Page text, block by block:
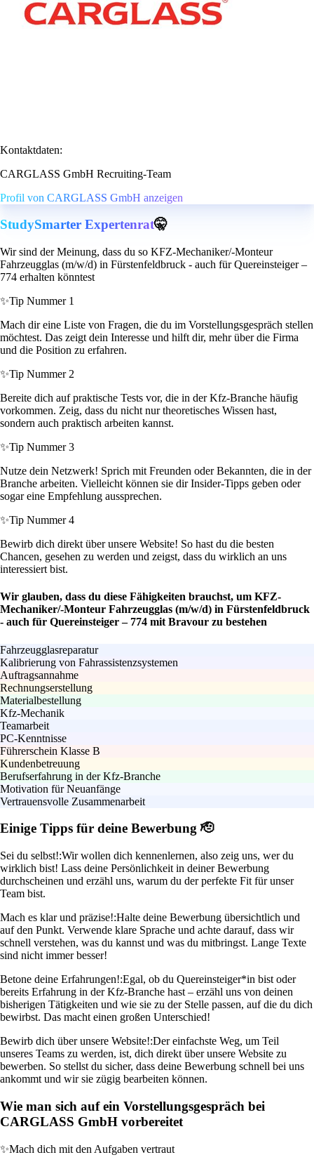
Kontaktdaten:
CARGLASS GmbH Recruiting-Team
Profil von CARGLASS GmbH anzeigen
StudySmarter Expertenrat🤫
Wir sind der Meinung, dass du so KFZ-Mechaniker/-Monteur
Fahrzeugglas (m/w/d) in Fürstenfeldbruck - auch für Quereinsteiger –
774 erhalten könntest
✨Tip Nummer 1
Mach dir eine Liste von Fragen, die du im Vorstellungsgespräch stellen
möchtest. Das zeigt dein Interesse und hilft dir, mehr über die Firma
und die Position zu erfahren.
✨Tip Nummer 2
Bereite dich auf praktische Tests vor, die in der Kfz-Branche häufig
vorkommen. Zeig, dass du nicht nur theoretisches Wissen hast,
sondern auch praktisch arbeiten kannst.
✨Tip Nummer 3
Nutze dein Netzwerk! Sprich mit Freunden oder Bekannten, die in der
Branche arbeiten. Vielleicht können sie dir Insider-Tipps geben oder
sogar eine Empfehlung aussprechen.
✨Tip Nummer 4
Bewirb dich direkt über unsere Website! So hast du die besten
Chancen, gesehen zu werden und zeigst, dass du wirklich an uns
interessiert bist.
Wir glauben, dass du diese Fähigkeiten brauchst, um KFZ-
Mechaniker/-Monteur Fahrzeugglas (m/w/d) in Fürstenfeldbruck
- auch für Quereinsteiger – 774 mit Bravour zu bestehen
Fahrzeugglasreparatur
Kalibrierung von Fahrassistenzsystemen
Auftragsannahme
Rechnungserstellung
Materialbestellung
Kfz-Mechanik
Teamarbeit
PC-Kenntnisse
Führerschein Klasse B
Kundenbetreuung
Berufserfahrung in der Kfz-Branche
Motivation für Neuanfänge
Vertrauensvolle Zusammenarbeit
Einige Tipps für deine Bewerbung 🫡
Sei du selbst!:Wir wollen dich kennenlernen, also zeig uns, wer du
wirklich bist! Lass deine Persönlichkeit in deiner Bewerbung
durchscheinen und erzähl uns, warum du der perfekte Fit für unser
Team bist.
Mach es klar und präzise!:Halte deine Bewerbung übersichtlich und
auf den Punkt. Verwende klare Sprache und achte darauf, dass wir
schnell verstehen, was du kannst und was du mitbringst. Lange Texte
sind nicht immer besser!
Betone deine Erfahrungen!:Egal, ob du Quereinsteiger*in bist oder
bereits Erfahrung in der Kfz-Branche hast – erzähl uns von deinen
bisherigen Tätigkeiten und wie sie zu der Stelle passen, auf die du dich
bewirbst. Das macht einen großen Unterschied!
Bewirb dich über unsere Website!:Der einfachste Weg, um Teil
unseres Teams zu werden, ist, dich direkt über unsere Website zu
bewerben. So stellst du sicher, dass deine Bewerbung schnell bei uns
ankommt und wir sie zügig bearbeiten können.
Wie man sich auf ein Vorstellungsgespräch bei
CARGLASS GmbH vorbereitet
✨Mach dich mit den Aufgaben vertraut